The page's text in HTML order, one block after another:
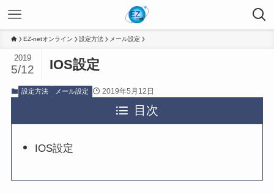
EZ-netオンライン 設定方法 メール設定
IOS設定
2019
5/12
設定方法 メール設定 2019年5月12日
目次
IOS設定